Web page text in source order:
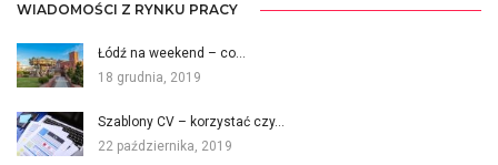
WIADOMOŚCI Z RYNKU PRACY
Łódź na weekend – co…
18 grudnia, 2019
Szablony CV – korzystać czy…
22 października, 2019